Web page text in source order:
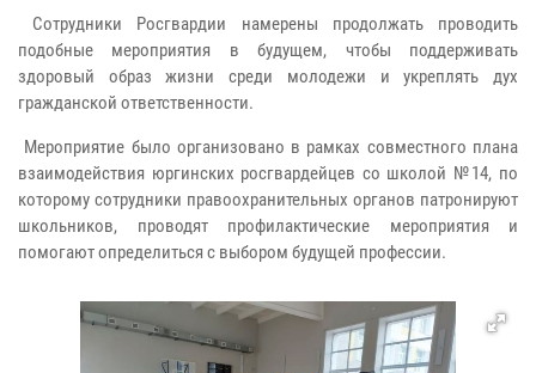
Сотрудники Росгвардии намерены продолжать проводить
подобные мероприятия в будущем, чтобы поддерживать
здоровый образ жизни среди молодежи и укреплять дух
гражданской ответственности.
Мероприятие было организовано в рамках совместного плана
взаимодействия юргинских росгвардейцев со школой №14, по
которому сотрудники правоохранительных органов патронируют
школьников, проводят профилактические мероприятия и
помогают определиться с выбором будущей профессии.